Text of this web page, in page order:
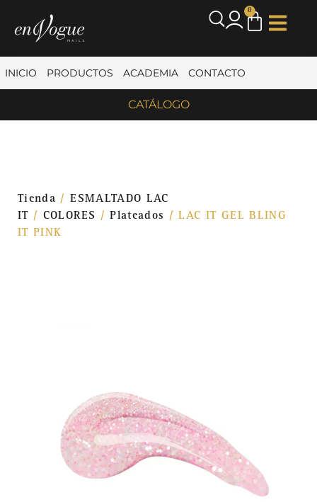
0
INICIO PRODUCTOS ACADEMIA CONTACTO
CATÁLOGO
Tienda /ESMALTADO LAC
IT / COLORES /Plateados / LAC IT GEL BLING
IT PINK